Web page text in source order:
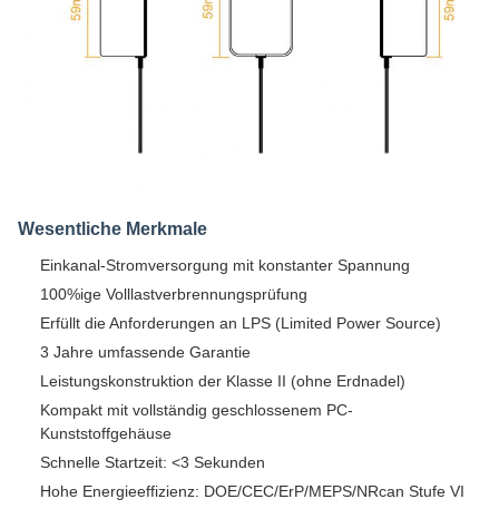
Wesentliche Merkmale
Einkanal-Stromversorgung mit konstanter Spannung
100%ige Volllastverbrennungsprüfung
Erfüllt die Anforderungen an LPS (Limited Power Source)
3 Jahre umfassende Garantie
Leistungskonstruktion der Klasse II (ohne Erdnadel)
Kompakt mit vollständig geschlossenem PC-
Kunststoffgehäuse
Schnelle Startzeit: <3 Sekunden
Hohe Energieeffizienz: DOE/CEC/ErP/MEPS/NRcan Stufe VI